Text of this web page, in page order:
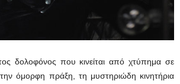
δολοφόνος που κινείται από χτύπημα σε
όμορφη πράξη, τη μυστηριώδη κινητήρια